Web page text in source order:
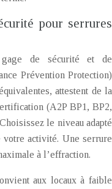
pour serrures
de sécurité et de
Prévention Protection)
attestent de la
(A2P BP1, BP2,
le niveau adapté
votre activité. Une serrure
à l’effraction.
aux locaux à faible